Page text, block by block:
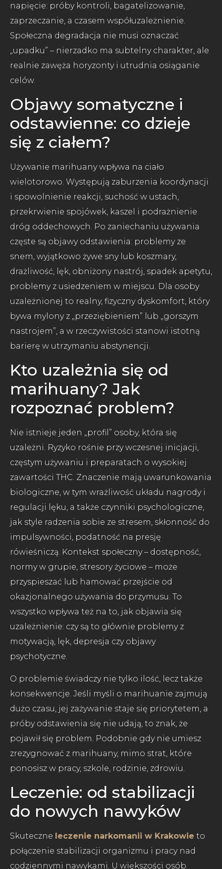
napięcie: próby kontroli, bagatelizowanie,
zaprzeczanie, a czasem współuzależnienie.
Społeczna degradacja nie musi oznaczać
„upadku” – nierzadko ma subtelny charakter, ale
realnie zawęża horyzonty i utrudnia osiąganie
celów.
Objawy somatyczne i
odstawienne: co dzieje
się z ciałem?
Używanie marihuany wpływa na ciało
wielotorowo. Występują zaburzenia koordynacji
i spowolnienie reakcji, suchość w ustach,
przekrwienie spojówek, kaszel i podrażnienie
dróg oddechowych. Po zaniechaniu używania
częste są objawy odstawienia: problemy ze
snem, wyjątkowo żywe sny lub koszmary,
drażliwość, lęk, obniżony nastrój, spadek apetytu,
problemy z usiedzeniem w miejscu. Dla osoby
uzależnionej to realny, fizyczny dyskomfort, który
bywa mylony z „przeziębieniem” lub „gorszym
nastrojem”, a w rzeczywistości stanowi istotną
barierę w utrzymaniu abstynencji.
Kto uzależnia się od
marihuany? Jak
rozpoznać problem?
Nie istnieje jeden „profil” osoby, która się
uzależni. Ryzyko rośnie przy wczesnej inicjacji,
częstym używaniu i preparatach o wysokiej
zawartości THC. Znaczenie mają uwarunkowania
biologiczne, w tym wrażliwość układu nagrody i
regulacji lęku, a także czynniki psychologiczne,
jak style radzenia sobie ze stresem, skłonność do
impulsywności, podatność na presję
rówieśniczą. Kontekst społeczny – dostępność,
normy w grupie, stresory życiowe – może
przyspieszać lub hamować przejście od
okazjonalnego używania do przymusu. To
wszystko wpływa też na to, jak objawia się
uzależnienie: czy są to głównie problemy z
motywacją, lęk, depresja czy objawy
psychotyczne.
O problemie świadczy nie tylko ilość, lecz także
konsekwencje. Jeśli myśli o marihuanie zajmują
dużo czasu, jej zażywanie staje się priorytetem, a
próby odstawienia się nie udają, to znak, że
pojawił się problem. Podobnie gdy nie umiesz
zrezygnować z marihuany, mimo strat, które
ponosisz w pracy, szkole, rodzinie, zdrowiu.
Leczenie: od stabilizacji
do nowych nawyków
Skuteczne leczenie narkomanii w Krakowie to
połączenie stabilizacji organizmu i pracy nad
codziennymi nawykami. U większości osób